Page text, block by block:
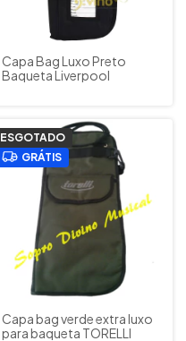
Capa Bag Luxo Preto
Baqueta Liverpool
ESGOTADO
GRÁTIS
Capa bag verde extra luxo
para baqueta TORELLI